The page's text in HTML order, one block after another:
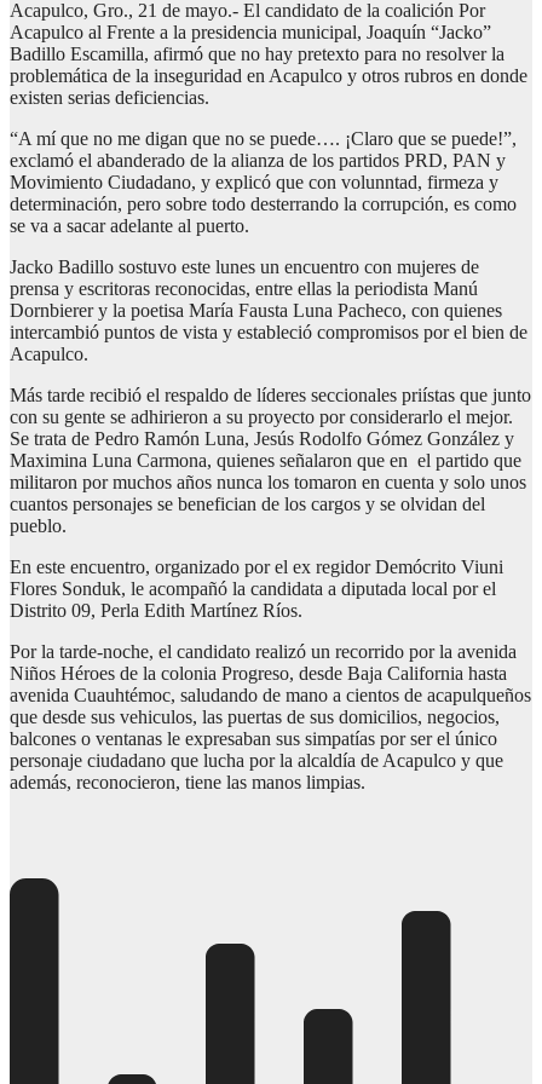
Acapulco, Gro., 21 de mayo.- El candidato de la coalición Por
Acapulco al Frente a la presidencia municipal, Joaquín “Jacko”
Badillo Escamilla, afirmó que no hay pretexto para no resolver la
problemática de la inseguridad en Acapulco y otros rubros en donde
existen serias deficiencias.
“A mí que no me digan que no se puede…. ¡Claro que se puede!”,
exclamó el abanderado de la alianza de los partidos PRD, PAN y
Movimiento Ciudadano, y explicó que con volunntad, firmeza y
determinación, pero sobre todo desterrando la corrupción, es como
se va a sacar adelante al puerto.
Jacko Badillo sostuvo este lunes un encuentro con mujeres de
prensa y escritoras reconocidas, entre ellas la periodista Manú
Dornbierer y la poetisa María Fausta Luna Pacheco, con quienes
intercambió puntos de vista y estableció compromisos por el bien de
Acapulco.
Más tarde recibió el respaldo de líderes seccionales priístas que junto
con su gente se adhirieron a su proyecto por considerarlo el mejor.
Se trata de Pedro Ramón Luna, Jesús Rodolfo Gómez González y
Maximina Luna Carmona, quienes señalaron que en el partido que
militaron por muchos años nunca los tomaron en cuenta y solo unos
cuantos personajes se benefician de los cargos y se olvidan del
pueblo.
En este encuentro, organizado por el ex regidor Demócrito Viuni
Flores Sonduk, le acompañó la candidata a diputada local por el
Distrito 09, Perla Edith Martínez Ríos.
Por la tarde-noche, el candidato realizó un recorrido por la avenida
Niños Héroes de la colonia Progreso, desde Baja California hasta
avenida Cuauhtémoc, saludando de mano a cientos de acapulqueños
que desde sus vehiculos, las puertas de sus domicilios, negocios,
balcones o ventanas le expresaban sus simpatías por ser el único
personaje ciudadano que lucha por la alcaldía de Acapulco y que
además, reconocieron, tiene las manos limpias.